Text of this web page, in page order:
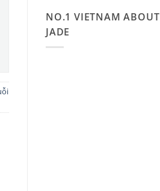
NO.1 VIETNAM ABOUT
JADE